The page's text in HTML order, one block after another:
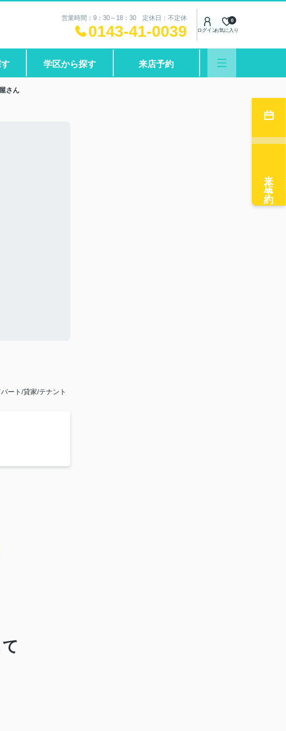
営業時間：9：30～18：30 定休日：不定休
0143-41-0039 ログインお気に入り
0
学区から探す 来店予約
さん
ート/貸家/テナント
来店予約